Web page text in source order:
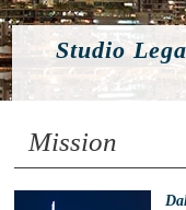
Studio
Mission